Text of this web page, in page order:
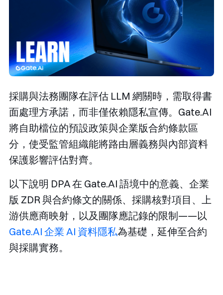
採購與法務團隊在評估 LLM 網關時，需取得書
面處理方承諾，而非僅依賴隱私宣傳。Gate.AI
將自助檔位的預設政策與企業版合約條款區
分，使受監管組織能將路由層義務與內部資料
保護影響評估對齊。
以下說明 DPA 在 Gate.AI 語境中的意義、企業
版 ZDR 與合約條文的關係、採購核對項目、上
游供應商映射，以及團隊應記錄的限制——以
Gate.AI 企業 AI 資料隱私為基礎，延伸至合約
與採購實務。